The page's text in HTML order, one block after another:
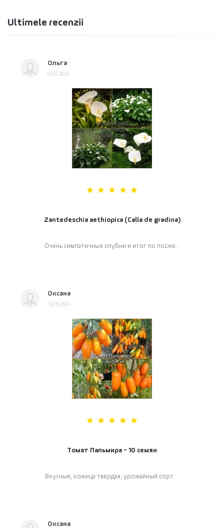
Ultimele recenzii
Ольга
05.12.2024
Zantedeschia aethiopica (Calla de gradina)
Очень симпатичные клубни и итог по посже...
Оксана
19.09.2024
Томат Пальмира - 10 семян
Вкусные, кожица твердая, урожайный сорт. ..
Оксана